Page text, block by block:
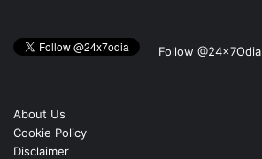
Follow @24x7Odia
About Us
Cookie Policy
Disclaimer